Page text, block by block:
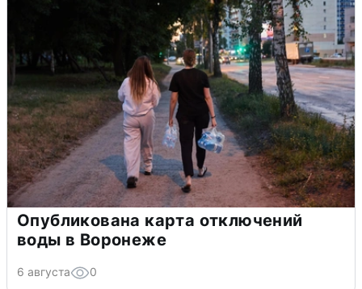
Опубликована карта отключений
воды в Воронеже
6 августа 0